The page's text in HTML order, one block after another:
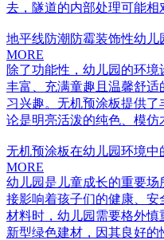
去，隧道的内部处理可能相
地平线防潮防霉装饰性幼儿
MORE
除了功能性，幼儿园的环
丰富、充满童趣且温馨舒
习兴趣。无机预涂板提供
论是明亮活泼的纯色、模仿
无机预涂板在幼儿园环境中
MORE
幼儿园是儿童成长的重要
接影响着孩子们的健康、
材料时，幼儿园需要格外
新型绿色建材，因其良好的